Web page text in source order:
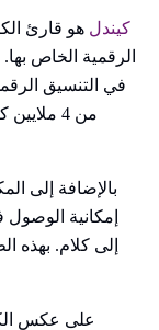
كيندل هو قارئ
الرقمية الخاص
في التنسيق
من 4
بالإضافة إلى
إمكانية
إلى كلام. بهذه
على عكس